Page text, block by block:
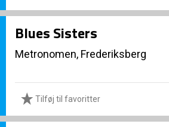
Blues Sisters
Metronomen, Frederiksberg
Tilføj til favoritter